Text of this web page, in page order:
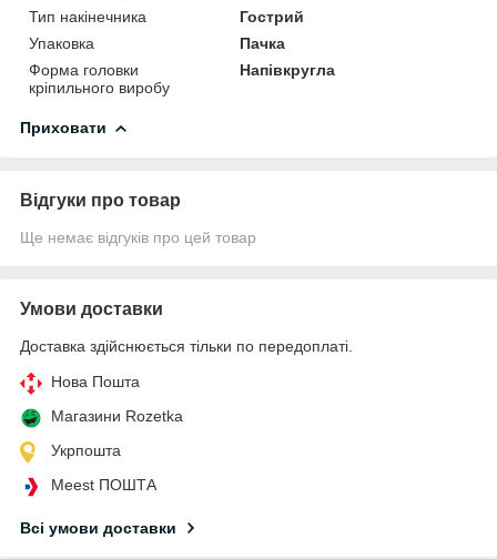
Тип накінечника
Гострий
Упаковка
Пачка
Форма головки
кріпильного виробу
Напівкругла
Приховати
Відгуки про товар
Ще немає відгуків про цей товар
Умови доставки
Доставка здійснюється тільки по передоплаті.
Нова Пошта
Магазини Rozetka
Укрпошта
Meest ПОШТА
Всі умови доставки